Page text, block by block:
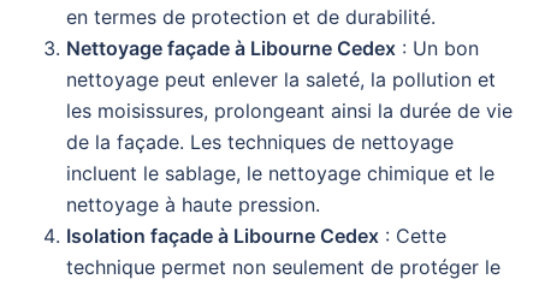
en termes de protection et de durabilité.
Nettoyage façade à Libourne Cedex : Un bon
nettoyage peut enlever la saleté, la pollution et
les moisissures, prolongeant ainsi la durée de vie
de la façade. Les techniques de nettoyage
incluent le sablage, le nettoyage chimique et le
nettoyage à haute pression.
Isolation façade à Libourne Cedex : Cette
technique permet non seulement de protéger le